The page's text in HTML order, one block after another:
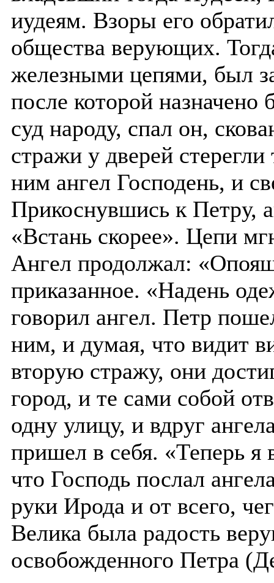
иудеям. Взоры его
общества верующих.
железными цепями, был
после которой
суд народу, спал он,
стражи у дверей
ним ангел Господень, и
Прикоснувшись к Петру,
«Встань скорее». Цепи
Ангел продолжал:
приказанное. «Надень
говорил ангел. Петр
ним, и думая, что видит
вторую стражу, они
город, и те сами собой
одну улицу, и вдруг
пришел в себя. «Теперь я
что Господь послал
руки Ирода и от всего,
Велика была радость
освобожденного Петра